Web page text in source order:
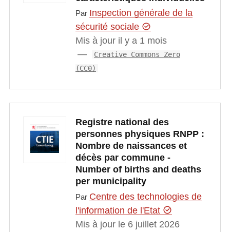
Par Inspection générale de la
sécurité sociale
Mis à jour il y a 1 mois
Creative Commons Zero
(CC0)
Registre national des
personnes physiques RNPP :
Nombre de naissances et
décès par commune -
Number of births and deaths
per municipality
Par Centre des technologies de
l'information de l'Etat
Mis à jour le 6 juillet 2026